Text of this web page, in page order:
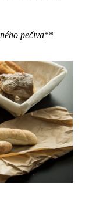
pečiva**